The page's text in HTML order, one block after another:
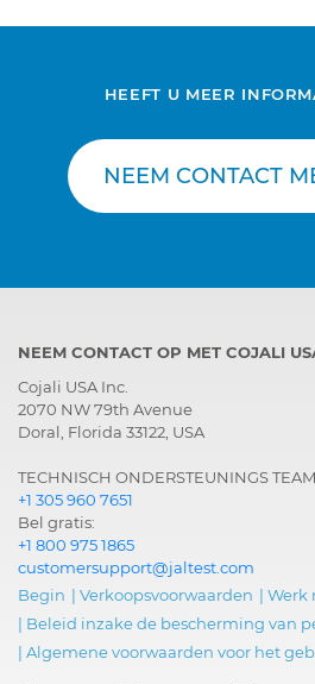
HEEFT U MEER
NEEM CONTACT
NEEM CONTACT OP MET COJALI
Cojali USA Inc.
2070 NW 79th Avenue
Doral, Florida 33122, USA
TECHNISCH ONDERSTEUNINGS TEAM
+1 305 960 7651
Bel gratis:
+1 800 975 1865
customersupport@jaltest.com
Begin | Verkoopsvoorwaarden | Werk
| Beleid inzake de bescherming van
| Algemene voorwaarden voor het